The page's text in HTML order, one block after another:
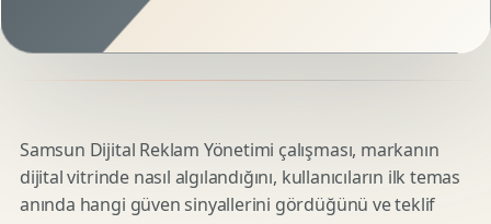
Samsun Dijital Reklam Yönetimi çalışması, markanın
dijital vitrinde nasıl algılandığını, kullanıcıların ilk temas
anında hangi güven sinyallerini gördüğünü ve teklif